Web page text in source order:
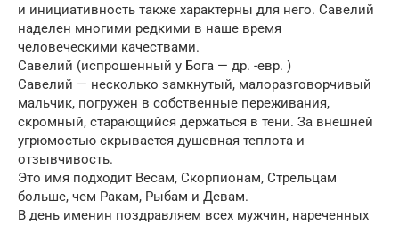
и инициативность также характерны для него. Савелий
наделен многими редкими в наше время
человеческими качествами.
Савелий (испрошенный у Бога — др. -евр. )
Савелий — несколько замкнутый, малоразговорчивый
мальчик, погружен в собственные переживания,
скромный, старающийся держаться в тени. За внешней
угрюмостью скрывается душевная теплота и
отзывчивость.
Это имя подходит Весам, Скорпионам, Стрельцам
больше, чем Ракам, Рыбам и Девам.
В день именин поздравляем всех мужчин, нареченных